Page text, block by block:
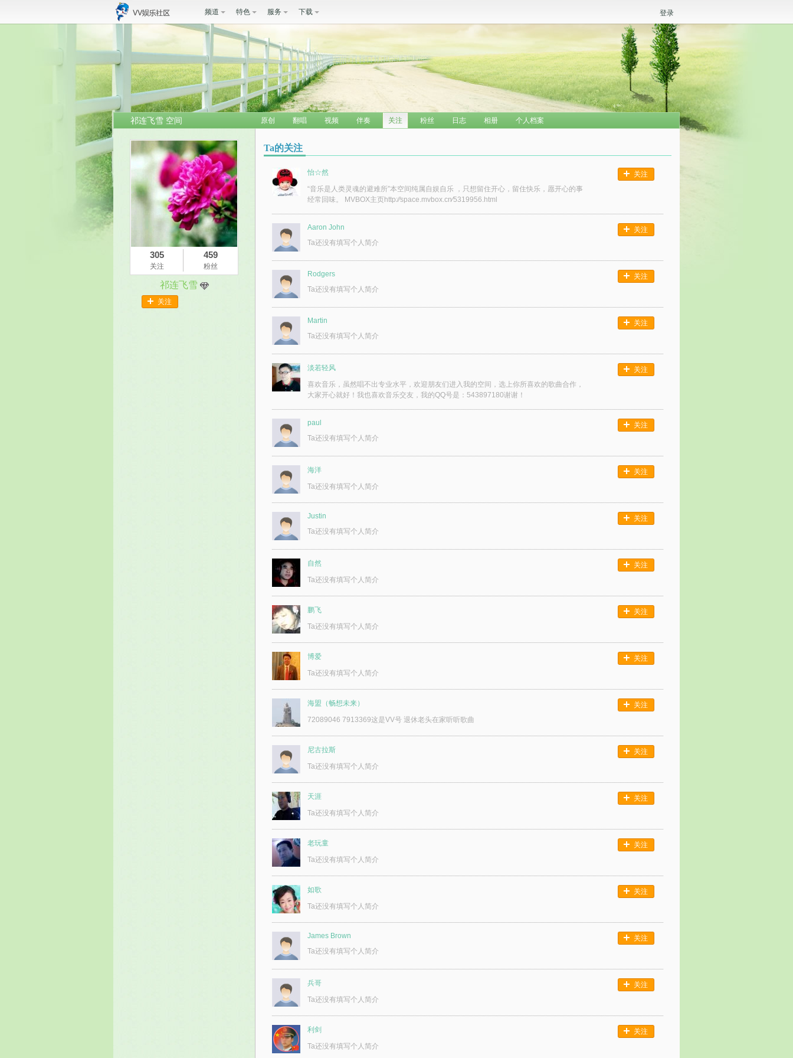
频道 特色 服务 下载 登录
祁连飞雪 空间 原创 翻唱 视频 伴奏 关注 粉丝 日志 相册 个人档案
305
关注
459
粉丝
祁连飞雪
关注
Ta的关注
怡☆然
“音乐是人类灵魂的避难所”本空间纯属自娱自乐 ，只想留住开心，留住快乐，愿开心的事
经常回味。 MVBOX主页http:⁄⁄space.mvbox.cn⁄5319956.html
关注
Aaron John
Ta还没有填写个人简介
关注
Rodgers
Ta还没有填写个人简介
关注
Martin
Ta还没有填写个人简介
关注
淡若轻风
喜欢音乐，虽然唱不出专业水平，欢迎朋友们进入我的空间，选上你所喜欢的歌曲合作，
大家开心就好！我也喜欢音乐交友，我的QQ号是：543897180谢谢！
关注
paul
Ta还没有填写个人简介
关注
海洋
Ta还没有填写个人简介
关注
Justin
Ta还没有填写个人简介
关注
自然
Ta还没有填写个人简介
关注
鹏飞
Ta还没有填写个人简介
关注
博爱
Ta还没有填写个人简介
关注
海盟（畅想未来）
72089046 7913369这是VV号 退休老头在家听听歌曲
关注
尼古拉斯
Ta还没有填写个人简介
关注
天涯
Ta还没有填写个人简介
关注
老玩童
Ta还没有填写个人简介
关注
如歌
Ta还没有填写个人简介
关注
James Brown
Ta还没有填写个人简介
关注
兵哥
Ta还没有填写个人简介
关注
利剑
Ta还没有填写个人简介
关注